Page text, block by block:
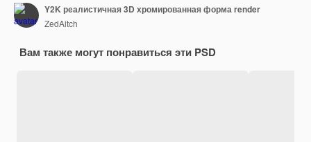
Y2K реалистичная 3D хромированная форма render
ZedAitch
Вам также могут понравиться эти PSD